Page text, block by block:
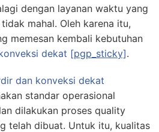
dengan layanan waktu yang
mahal. Oleh karena itu,
memesan kembali kebutuhan
dekat [pgp_sticky].
dan konveksi dekat
standar operasional
dilakukan proses quality
telah dibuat. Untuk itu, kualitas